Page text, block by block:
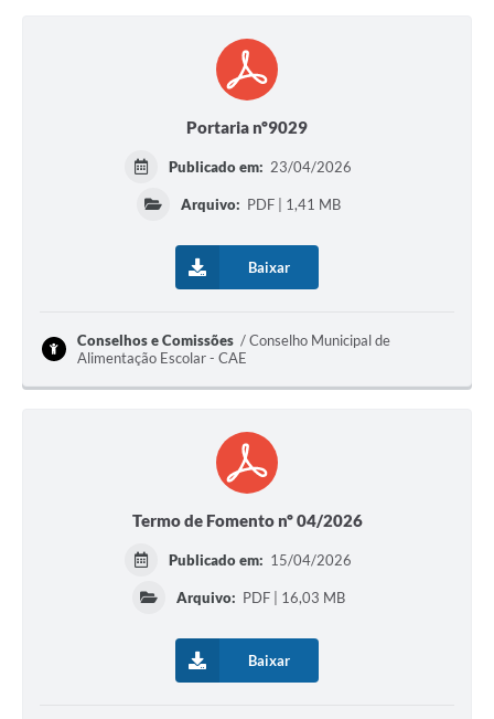
Portaria nº9029
Publicado em: 23/04/2026
Arquivo: PDF | 1,41 MB
Baixar
Conselhos e Comissões
Conselho Municipal de
Alimentação Escolar - CAE
Termo de Fomento nº 04/2026
Publicado em: 15/04/2026
Arquivo: PDF | 16,03 MB
Baixar